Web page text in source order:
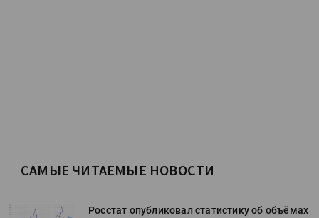
САМЫЕ ЧИТАЕМЫЕ НОВОСТИ
Росстат опубликовал статистику об объёмах